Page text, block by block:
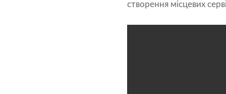
створення місцевих